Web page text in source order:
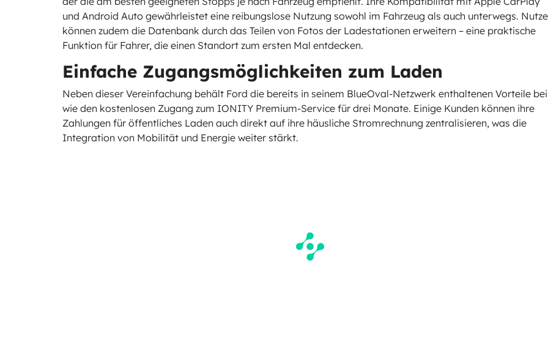
und Android Auto gewährleistet eine reibungslose Nutzung sowohl im Fahrzeug als auch unterwegs.
können zudem die Datenbank durch das Teilen von Fotos der Ladestationen erweitern – eine praktische
Funktion für Fahrer, die einen Standort zum ersten Mal entdecken.
Einfache Zugangsmöglichkeiten zum Laden
Neben dieser Vereinfachung behält Ford die bereits in seinem BlueOval-Netzwerk enthaltenen Vorteile
wie den kostenlosen Zugang zum IONITY Premium-Service für drei Monate. Einige Kunden können ihre
Zahlungen für öffentliches Laden auch direkt auf ihre häusliche Stromrechnung zentralisieren, was die
Integration von Mobilität und Energie weiter stärkt.